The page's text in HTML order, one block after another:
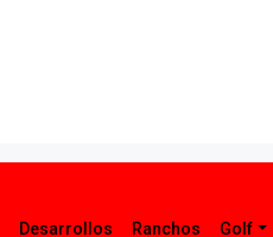
Desarrollos Ranchos Golf